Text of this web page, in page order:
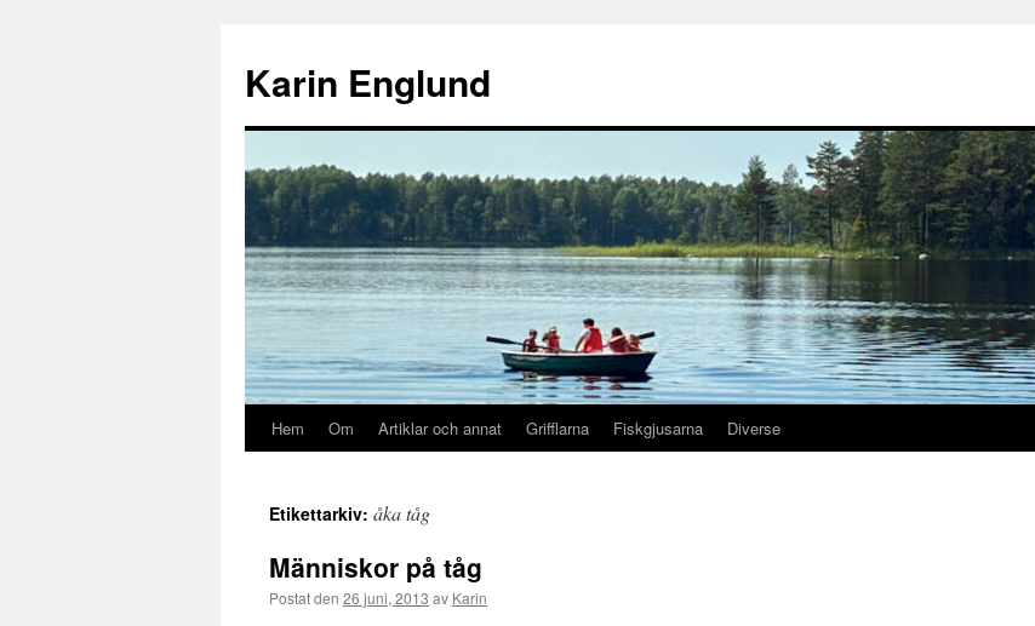
innehåll
Karin Englund
Hem Om Artiklar och annat Grifflarna Fiskgjusarna Diverse
Etikettarkiv: åka tåg
Människor på tåg
Postat den 26 juni, 2013 av Karin